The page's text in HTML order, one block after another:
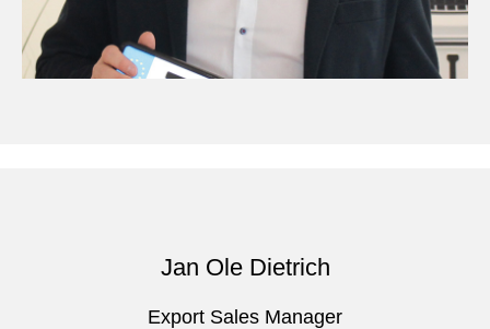
Jan Ole Dietrich
Export Sales Manager